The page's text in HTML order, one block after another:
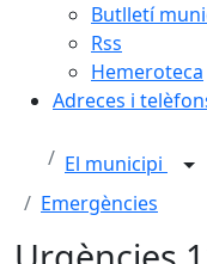
Butlletí
Rss
Hemeroteca
Adreces i
El municipi
Emergències